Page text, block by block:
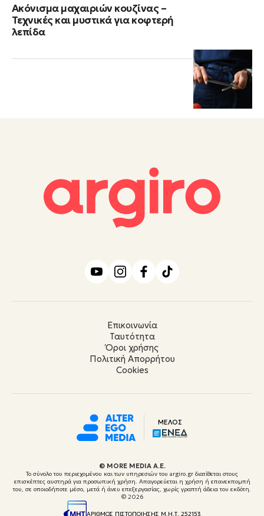
Ακόνισμα μαχαιριών κουζίνας –
Τεχνικές και μυστικά για κοφτερή
λεπίδα
Επικοινωνία
Ταυτότητα
Όροι χρήσης
Πολιτική Απορρήτου
Cookies
ΜΕΛΟΣ
© ΜORE MEDIA Α.Ε.
Το σύνολο του περιεχομένου και των υπηρεσιών του argiro.gr διατίθεται στους
επισκέπτες αυστηρά για προσωπική χρήση. Απαγορεύεται η χρήση ή επανεκπομπή
του, σε οποιοδήποτε μέσο, μετά ή άνευ επεξεργασίας, χωρίς γραπτή άδεια του εκδότη.
© 2026
ΑΡΙΘΜΟΣ ΠΙΣΤΟΠΟΙΗΣΗΣ Μ.Η.Τ. 252153